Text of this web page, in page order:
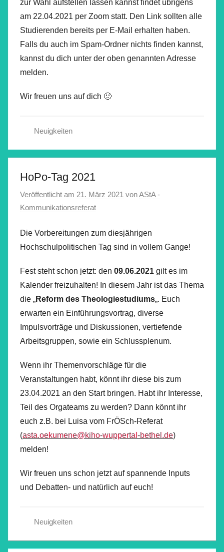
zur Wahl aufstellen lassen kannst findet übrigens
am 22.04.2021 per Zoom statt. Den Link sollten alle
Studierenden bereits per E-Mail erhalten haben.
Falls du auch im Spam-Ordner nichts finden kannst,
kannst du dich unter der oben genannten Adresse
melden.
Wir freuen uns auf dich 🙂
Neuigkeiten
HoPo-Tag 2021
Veröffentlicht am 21. März 2021 vonAStA -
Kommunikationsreferat
Die Vorbereitungen zum diesjährigen
Hochschulpolitischen Tag sind in vollem Gange!
Fest steht schon jetzt: den 09.06.2021 gilt es im
Kalender freizuhalten! In diesem Jahr ist das Thema
die „Reform des Theologiestudiums„. Euch
erwarten ein Einführungsvortrag, diverse
Impulsvorträge und Diskussionen, vertiefende
Arbeitsgruppen, sowie ein Schlussplenum.
Wenn ihr Themenvorschläge für die
Veranstaltungen habt, könnt ihr diese bis zum
23.04.2021 an den Start bringen. Habt ihr Interesse,
Teil des Orgateams zu werden? Dann könnt ihr
euch z.B. bei Luisa vom FrÖSch-Referat
(asta.oekumene@kiho-wuppertal-bethel.de)
melden!
Wir freuen uns schon jetzt auf spannende Inputs
und Debatten- und natürlich auf euch!
Neuigkeiten